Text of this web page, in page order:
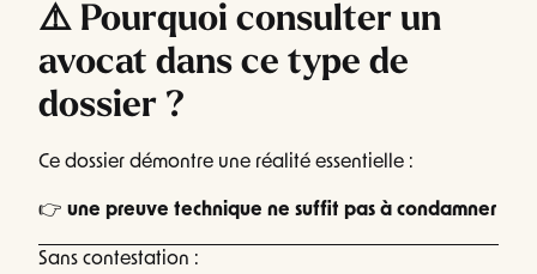
⚠️ Pourquoi consulter un
avocat dans ce type de
dossier ?
Ce dossier démontre une réalité essentielle :
👉 une preuve technique ne suffit pas à condamner
Sans contestation :